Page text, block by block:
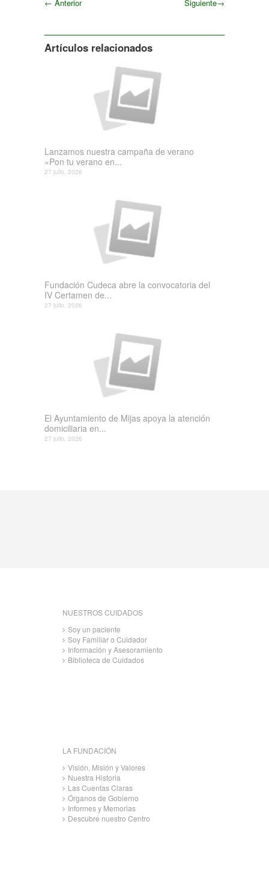
← Anterior Siguiente→
Artículos relacionados
Lanzamos nuestra campaña de verano
«Pon tu verano en...
27 julio, 2026
Fundación Cudeca abre la convocatoria del
IV Certamen de...
27 julio, 2026
El Ayuntamiento de Mijas apoya la atención
domiciliaria en...
27 julio, 2026
NUESTROS CUIDADOS
Soy un paciente
Soy Familiar o Cuidador
Información y Asesoramiento
Biblioteca de Cuidados
LA FUNDACIÓN
Visión, Misión y Valores
Nuestra Historia
Las Cuentas Claras
Órganos de Gobierno
Informes y Memorias
Descubre nuestro Centro